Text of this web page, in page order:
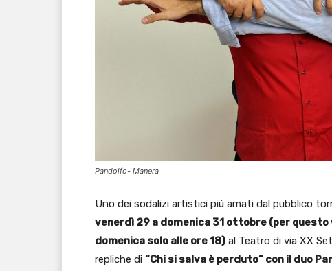
Pandolfo- Manera
Uno dei sodalizi artistici più amati dal pubblico
venerdì 29 a domenica 31 ottobre (per questo
domenica solo alle ore 18) al Teatro di via XX
repliche di “Chi si salva è perduto” con il duo